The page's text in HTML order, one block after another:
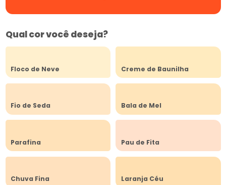
Qual cor você deseja?
Floco de Neve Creme de Baunilha
Fio de Seda Bala de Mel
Parafina Pau de Fita
Chuva Fina Laranja Céu